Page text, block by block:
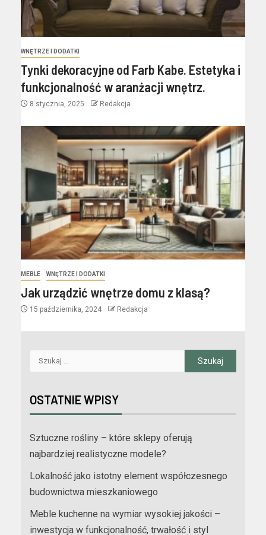
WNĘTRZE I DODATKI
Tynki dekoracyjne od Farb Kabe. Estetyka i
funkcjonalność w aranżacji wnętrz.
8 stycznia, 2025 Redakcja
MEBLE WNĘTRZE I DODATKI
Jak urządzić wnętrze domu z klasą?
15 października, 2024 Redakcja
OSTATNIE WPISY
Sztuczne rośliny – które sklepy oferują
najbardziej realistyczne modele?
Lokalność jako istotny element współczesnego
budownictwa mieszkaniowego
Meble kuchenne na wymiar wysokiej jakości –
inwestycja w funkcjonalność, trwałość i styl